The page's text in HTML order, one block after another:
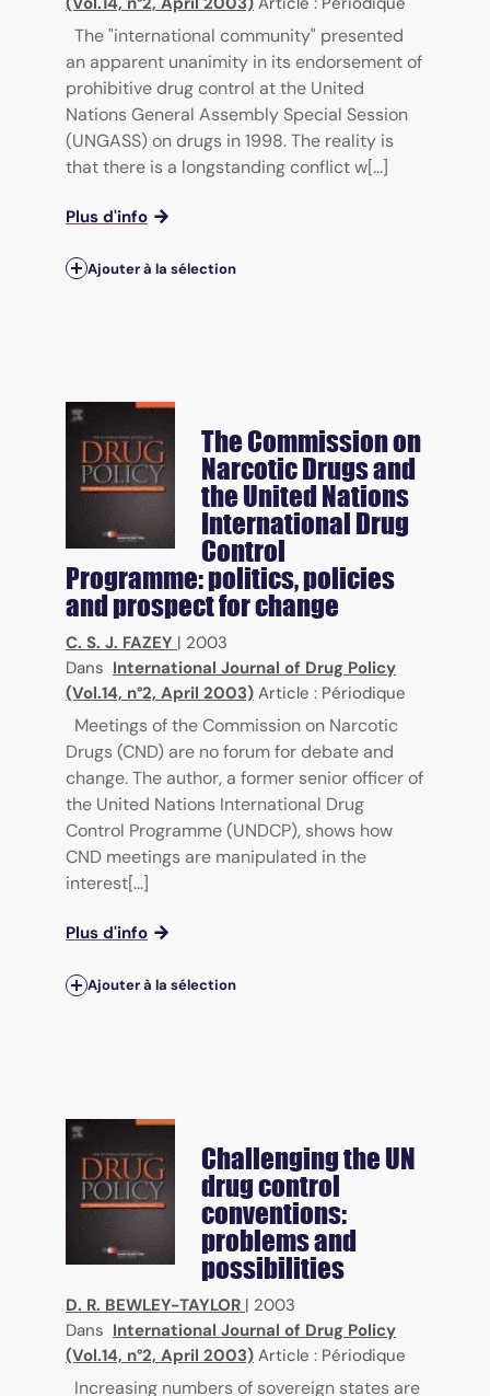
The "international community" presented
an apparent unanimity in its endorsement of
prohibitive drug control at the United
Nations General Assembly Special Session
(UNGASS) on drugs in 1998. The reality is
that there is a longstanding conflict w[...]
Plus d'info
Ajouter à la sélection
The Commission on
Narcotic Drugs and
the United Nations
International Drug
Control
Programme: politics, policies
and prospect for change
C. S. J. FAZEY | 2003
Dans International Journal of Drug Policy
(Vol.14, n°2, April 2003) Article : Périodique
Meetings of the Commission on Narcotic
Drugs (CND) are no forum for debate and
change. The author, a former senior officer of
the United Nations International Drug
Control Programme (UNDCP), shows how
CND meetings are manipulated in the
interest[...]
Plus d'info
Ajouter à la sélection
Challenging the UN
drug control
conventions:
problems and
possibilities
D. R. BEWLEY-TAYLOR | 2003
Dans International Journal of Drug Policy
(Vol.14, n°2, April 2003) Article : Périodique
Increasing numbers of sovereign states are